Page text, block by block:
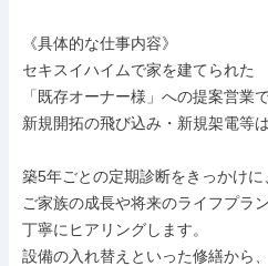
《具体的な仕事内容》
セキスイハイムで家を建てられた
「既存オーナー様」への提案営業で
新規開拓の飛び込み・新規架電等
築5年ごとの定期診断をきっかけに
ご家族の成長や将来のライフプラ
丁寧にヒアリングします。
設備の入れ替えといった修繕から、